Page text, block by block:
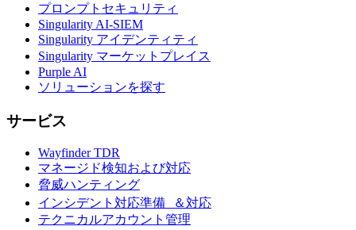
プロンプトセキュリティ
Singularity AI-SIEM
Singularity アイデンティティ
Singularity マーケットプレイス
Purple AI
ソリューションを探す
サービス
Wayfinder TDR
マネージド検知および対応
脅威ハンティング
インシデント対応準備 ＆対応
テクニカルアカウント管理